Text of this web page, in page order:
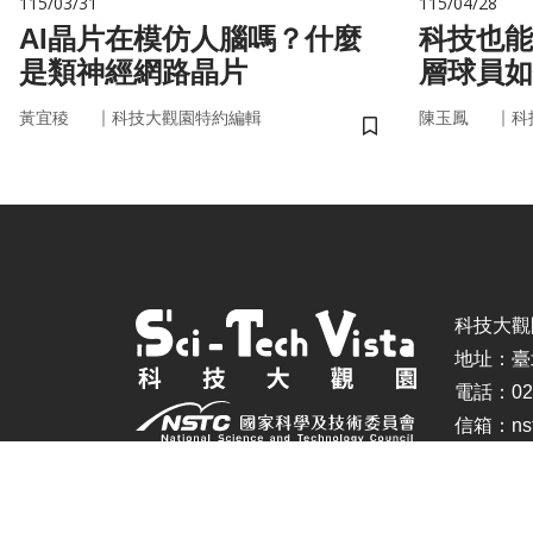
AI晶片在模仿人腦嗎？什麼
是類神經網路晶片
黃宜稜 ｜ 科技大觀園特約編輯
儲存書籤
科技也
層球員
陳玉鳳 ｜ 科
科技大
地址：
電話：
信箱：